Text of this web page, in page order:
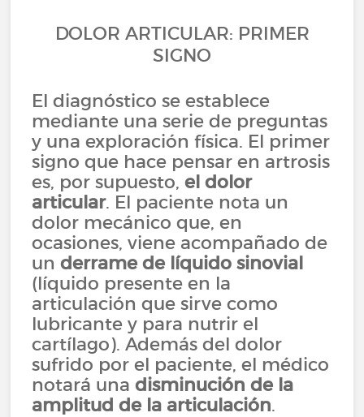
DOLOR ARTICULAR: PRIMER
SIGNO
El diagnóstico se establece
mediante una serie de preguntas
y una exploración física. El primer
signo que hace pensar en artrosis
es, por supuesto,el dolor
articular. El paciente nota un
dolor mecánico que, en
ocasiones, viene acompañado de
underrame de líquido sinovial
(líquido presente en la
articulación que sirve como
lubricante y para nutrir el
cartílago). Además del dolor
sufrido por el paciente, el médico
notará unadisminución de la
amplitud de la articulación.